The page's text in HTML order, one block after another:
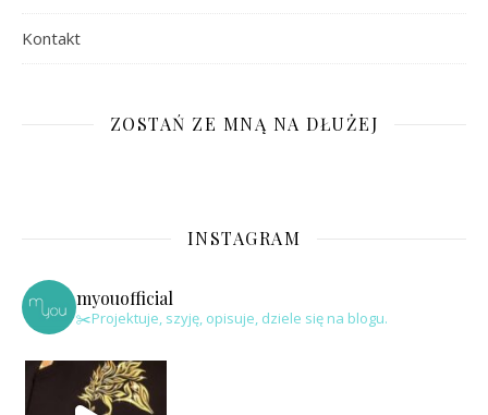
Kontakt
ZOSTAŃ ZE MNĄ NA DŁUŻEJ
INSTAGRAM
myouofficial
✂️Projektuje, szyję, opisuje, dziele się na blogu.